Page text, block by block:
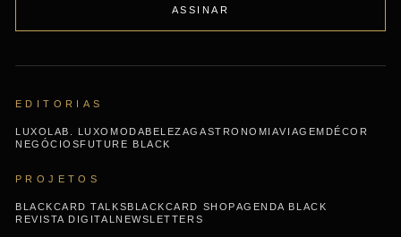
ASSINAR
EDITORIAS
LUXO LAB. LUXO MODA BELEZAGASTRONOMIAVIAGEM DÉCOR
NEGÓCIOS FUTURE BLACK
PROJETOS
BLACKCARD TALKS BLACKCARD SHOPAGENDA BLACK
REVISTA DIGITAL NEWSLETTERS